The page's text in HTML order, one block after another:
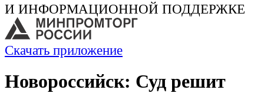
И ИНФОРМАЦИОННОЙ ПОДДЕРЖКЕ
Скачать приложение
Новороссийск: Суд решит